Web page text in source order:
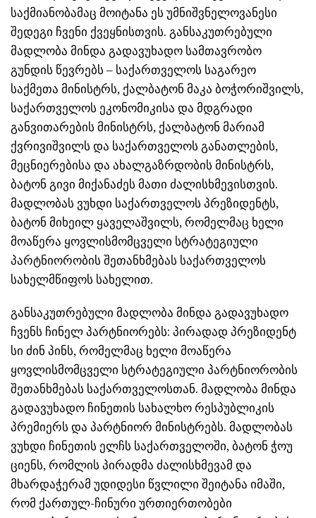
საქმიანობამაც მოიტანა ეს უმნიშვნელოვანესი
შედეგი ჩვენი ქვეყნისთვის. განსაკუთრებული
მადლობა მინდა გადავუხადო სამთავრობო
გუნდის წევრებს – საქართველოს საგარეო
საქმეთა მინისტრს, ქალბატონ მაკა ბოჭორიშვილს,
საქართველოს ეკონომიკისა და მდგრადი
განვითარების მინისტრს, ქალბატონ მარიამ
ქვრივიშვილს და საქართველოს განათლების,
მეცნიერებისა და ახალგაზრდობის მინისტრს,
ბატონ გივი მიქანაძეს მათი ძალისხმევისთვის.
მადლობას ვუხდი საქართველოს პრეზიდენტს,
ბატონ მიხეილ ყაველაშვილს, რომელმაც ხელი
მოაწერა ყოვლისმომცველი სტრატეგიული
პარტნიორობის შეთანხმებას საქართველოს
სახელმწიფოს სახელით.
განსაკუთრებული მადლობა მინდა გადავუხადო
ჩვენს ჩინელ პარტნიორებს: პირადად პრეზიდენტ
სი ძინ პინს, რომელმაც ხელი მოაწერა
ყოვლისმომცველი სტრატეგიული პარტნიორობის
შეთანხმებას საქართველოსთან. მადლობა მინდა
გადავუხადო ჩინეთის სახალხო რესპუბლიკის
პრემიერს და პარტნიორ მინისტრებს. მადლობას
ვუხდი ჩინეთის ელჩს საქართველოში, ბატონ ჭოუ
ციენს, რომლის პირადმა ძალისხმევამ და
მხარდაჭერამ უდიდესი წვლილი შეიტანა იმაში,
რომ ქართულ-ჩინური ურთიერთობები